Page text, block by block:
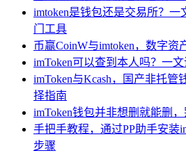
imtoken是钱包还是交易所？
门工具
币赢CoinW与imtoken，数字资
imToken可以查到本人吗？一
imToken与Kcash，国产非托
择指南
imToken钱包并非想删就能删
手把手教程，通过PP助手安装
步骤